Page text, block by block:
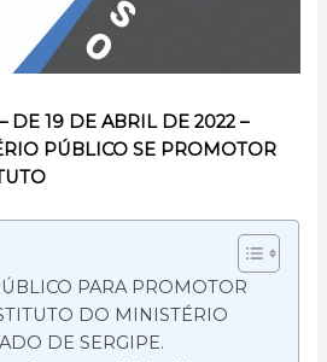
DE 19 DE ABRIL DE 2022 –
PÚBLICO SE PROMOTOR
PARA PROMOTOR
DO MINISTÉRIO
DE SERGIPE.